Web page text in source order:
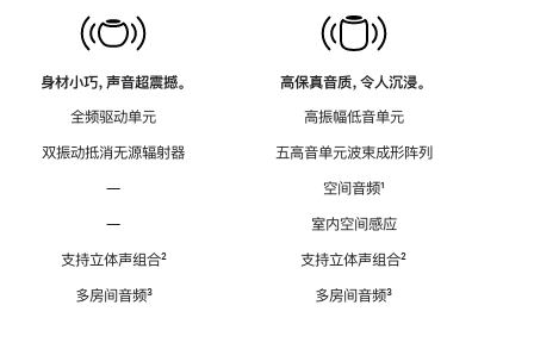
身材小巧，声音超震撼。
全频驱动单元
双振动抵消无源辐射器
—
—
支持立体声组合脚
²
多房间音频脚
³
高保真音质，令人沉浸。
高振幅低音单元
五高音单元波束成形阵列
空间音频脚
¹
室内空间感应
支持立体声组合脚
²
多房间音频脚
³